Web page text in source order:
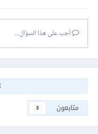
أجب على هذا السؤال...
متابعون
3